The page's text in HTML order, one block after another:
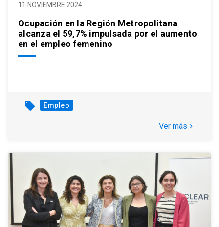
11 NOVIEMBRE 2024
Ocupación en la Región Metropolitana
alcanza el 59,7% impulsada por el aumento
en el empleo femenino
local_offer Empleo
Ver más keyboard_arrow_right